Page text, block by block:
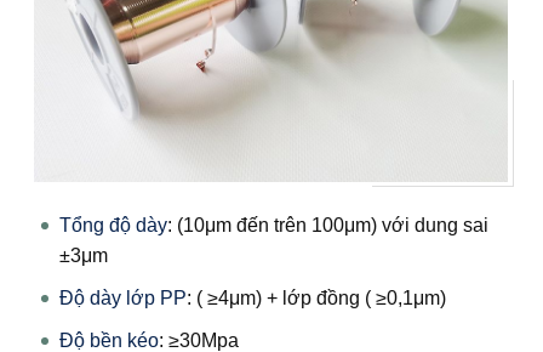
Tổng độ dày: (10μm đến trên 100μm) với dung sai
±3μm
Độ dày lớp PP: ( ≥4μm) + lớp đồng ( ≥0,1μm)
Độ bền kéo: ≥30Mpa